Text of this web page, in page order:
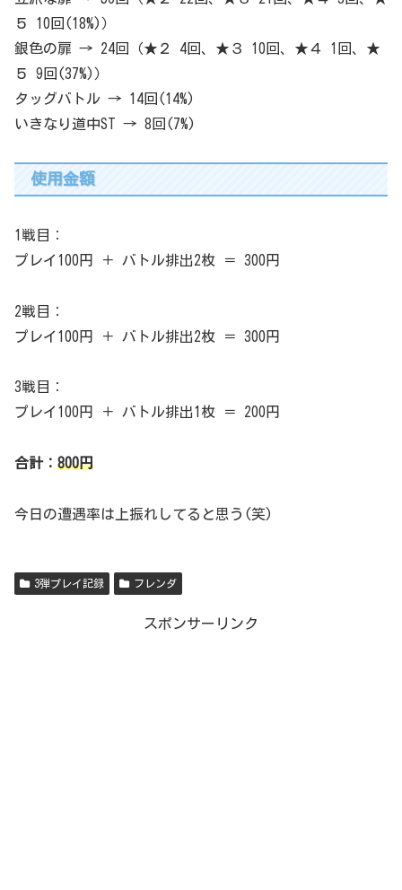
５ 10回(18%)）
銀色の扉 → 24回（★２ 4回、★３ 10回、★４ 1回、★
５ 9回(37%)）
タッグバトル → 14回(14%)
いきなり道中ST → 8回(7%)
使用金額
1戦目：
プレイ100円 ＋ バトル排出2枚 ＝ 300円
2戦目：
プレイ100円 ＋ バトル排出2枚 ＝ 300円
3戦目：
プレイ100円 ＋ バトル排出1枚 ＝ 200円
合計： 800円
今日の遭遇率は上振れしてると思う(笑)
3弾プレイ記録 フレンダ
スポンサーリンク